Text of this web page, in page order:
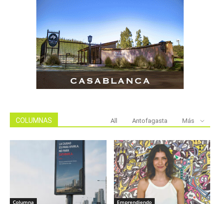
COLUMNAS All Antofagasta Más
Columna Emprendiendo